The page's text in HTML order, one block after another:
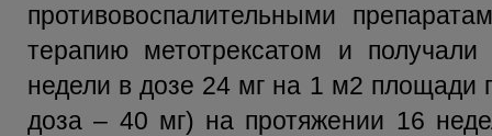
противовоспалительными
терапию метотрексатом и
недели в дозе 24 мг на 1 м2 площади
доза – 40 мг) на протяжении 16